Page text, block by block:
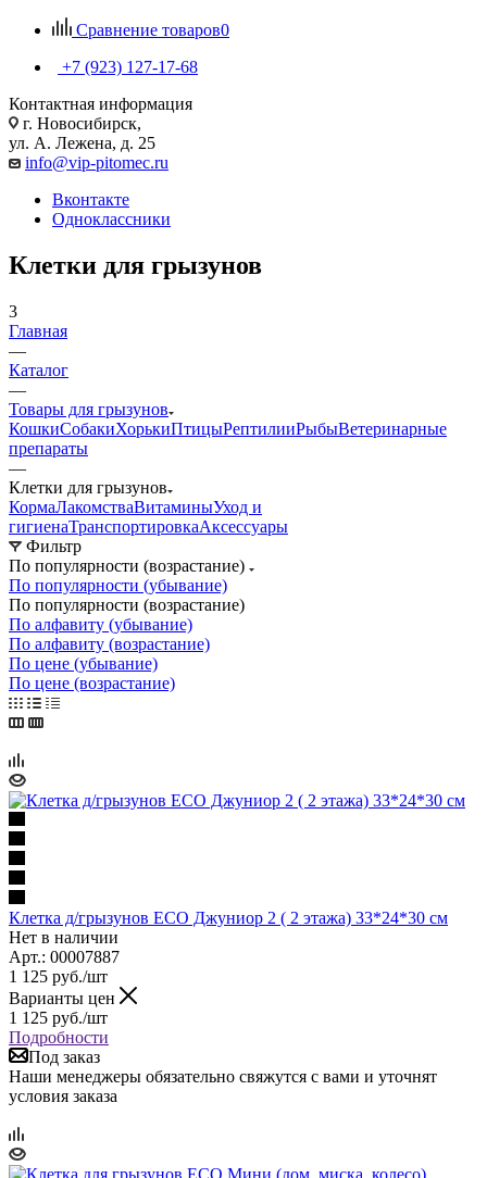
Сравнение товаров0
+7 (923) 127-17-68
Контактная информация
г. Новосибирск,
ул. А. Лежена, д. 25
info@vip-pitomec.ru
Вконтакте
Одноклассники
Клетки для грызунов
3
Главная
—
Каталог
—
Товары для грызунов
КошкиСобакиХорькиПтицыРептилииРыбыВетеринарные
препараты
—
Клетки для грызунов
КормаЛакомстваВитаминыУход и
гигиенаТранспортировкаАксессуары
Фильтр
По популярности (возрастание)
По популярности (убывание)
По популярности (возрастание)
По алфавиту (убывание)
По алфавиту (возрастание)
По цене (убывание)
По цене (возрастание)
Клетка д/грызунов ECO Джуниор 2 ( 2 этажа) 33*24*30 см
Нет в наличии
Арт.: 00007887
1 125 руб./шт
Варианты цен
1 125 руб./шт
Подробности
Под заказ
Наши менеджеры обязательно свяжутся с вами и уточнят
условия заказа